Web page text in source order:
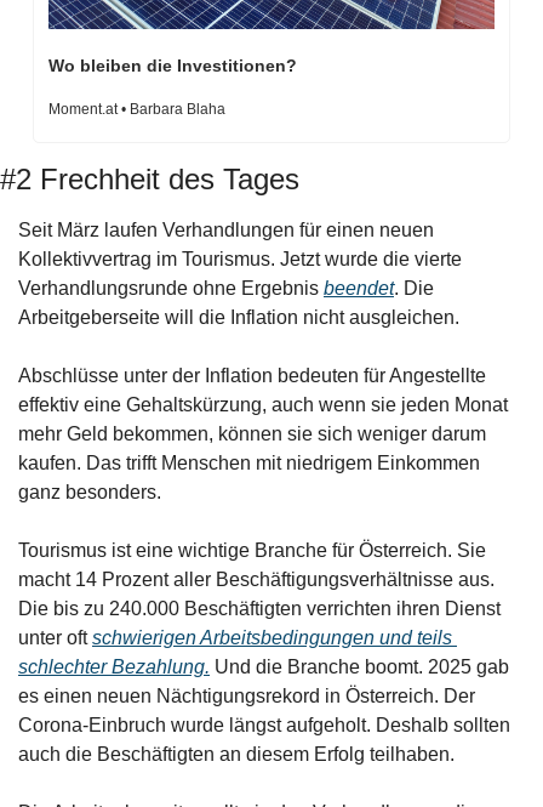
Wo bleiben die Investitionen?
Moment.at • Barbara Blaha
#2 Frechheit des Tages
Seit März laufen Verhandlungen für einen neuen
Kollektivvertrag im Tourismus. Jetzt wurde die vierte
Verhandlungsrunde ohne Ergebnis beendet. Die
Arbeitgeberseite will die Inflation nicht ausgleichen.
Abschlüsse unter der Inflation bedeuten für Angestellte
effektiv eine Gehaltskürzung, auch wenn sie jeden Monat
mehr Geld bekommen, können sie sich weniger darum
kaufen. Das trifft Menschen mit niedrigem Einkommen
ganz besonders.
Tourismus ist eine wichtige Branche für Österreich. Sie
macht 14 Prozent aller Beschäftigungsverhältnisse aus.
Die bis zu 240.000 Beschäftigten verrichten ihren Dienst
unter oft schwierigen Arbeitsbedingungen und teils
schlechter Bezahlung. Und die Branche boomt. 2025 gab
es einen neuen Nächtigungsrekord in Österreich. Der
Corona-Einbruch wurde längst aufgeholt. Deshalb sollten
auch die Beschäftigten an diesem Erfolg teilhaben.